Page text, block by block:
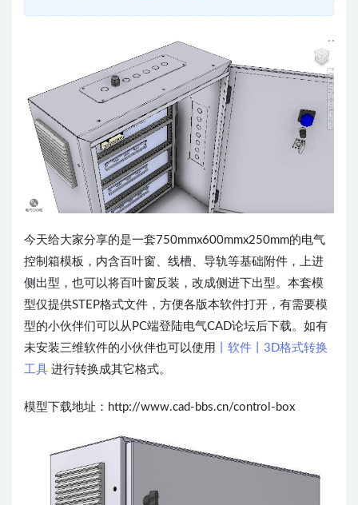
今天给大家分享的是一套750mmx600mmx250mm的电气
控制箱模板，内含百叶窗、线槽、导轨等基础附件，上进
侧出型，也可以将百叶窗反装，改成侧进下出型。本套模
型仅提供STEP格式文件，方便各版本软件打开，有需要模
型的小伙伴们可以从PC端登陆电气CAD论坛后下载。如有
未安装三维软件的小伙伴也可以使用
丨软件丨3D格式转换
工具 进行转换成其它格式。
模型下载地址：http://www.cad-bbs.cn/control-box